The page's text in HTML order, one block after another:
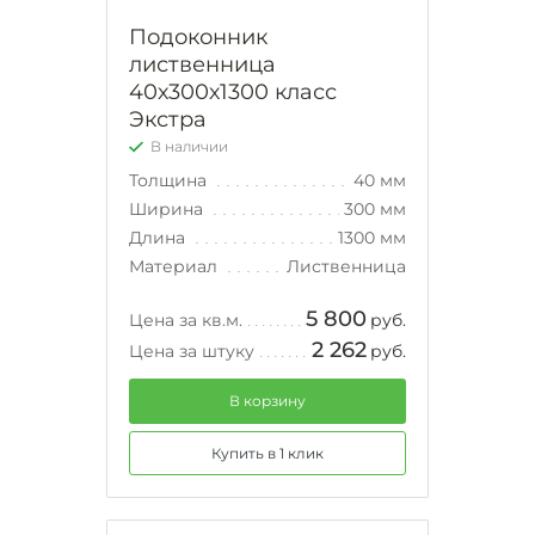
Подоконник
лиственница
40х300х1300 класс
Экстра
В наличии
Толщина
40 мм
Ширина
300 мм
Длина
1300 мм
Материал
Лиственница
Цена за кв.м. 5 800 руб.
Цена за штуку
2 262 руб.
В корзину
Купить в 1 клик